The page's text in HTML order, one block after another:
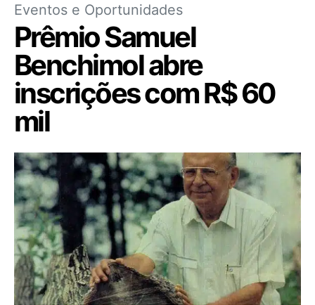
Eventos e Oportunidades
Prêmio Samuel
Benchimol abre
inscrições com R$ 60
mil